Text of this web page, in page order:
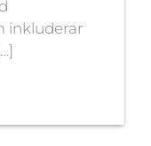
inkluderar